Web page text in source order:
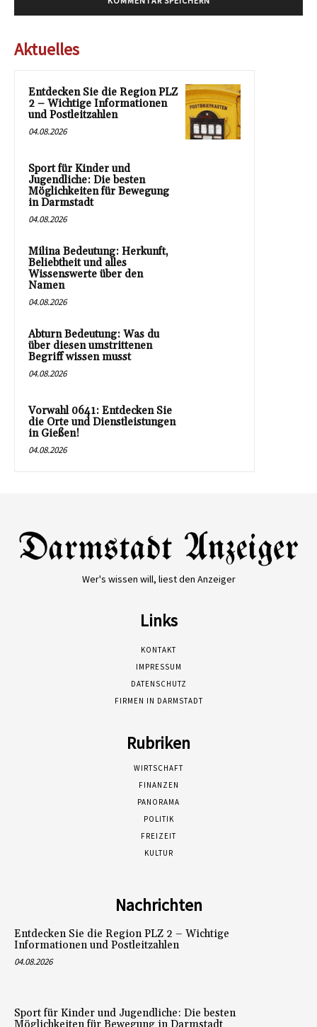
Aktuelles
Entdecken Sie die Region PLZ
2 – Wichtige Informationen
und Postleitzahlen
04.08.2026
Sport für Kinder und
Jugendliche: Die besten
Möglichkeiten für Bewegung
in Darmstadt
04.08.2026
Milina Bedeutung: Herkunft,
Beliebtheit und alles
Wissenswerte über den
Namen
04.08.2026
Abturn Bedeutung: Was du
über diesen umstrittenen
Begriff wissen musst
04.08.2026
Vorwahl 0641: Entdecken Sie
die Orte und Dienstleistungen
in Gießen!
04.08.2026
Wer's wissen will, liest den Anzeiger
Links
KONTAKT
IMPRESSUM
DATENSCHUTZ
FIRMEN IN DARMSTADT
Rubriken
WIRTSCHAFT
FINANZEN
PANORAMA
POLITIK
FREIZEIT
KULTUR
Nachrichten
Entdecken Sie die Region PLZ 2 – Wichtige
Informationen und Postleitzahlen
04.08.2026
Sport für Kinder und Jugendliche: Die besten
Möglichkeiten für Bewegung in Darmstadt